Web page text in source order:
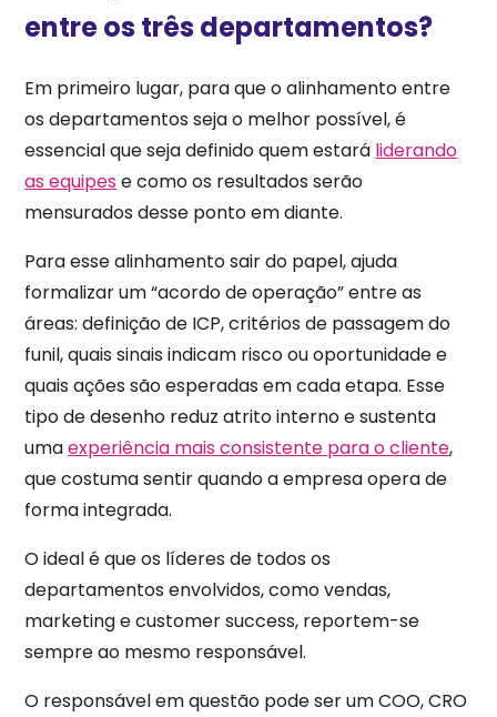
entre os três departamentos?
Em primeiro lugar, para que o alinhamento entre
os departamentos seja o melhor possível, é
essencial que seja definido quem estará liderando
as equipes e como os resultados serão
mensurados desse ponto em diante.
Para esse alinhamento sair do papel, ajuda
formalizar um “acordo de operação” entre as
áreas: definição de ICP, critérios de passagem do
funil, quais sinais indicam risco ou oportunidade e
quais ações são esperadas em cada etapa. Esse
tipo de desenho reduz atrito interno e sustenta
umaexperiência mais consistente para o cliente,
que costuma sentir quando a empresa opera de
forma integrada.
O ideal é que os líderes de todos os
departamentos envolvidos, como vendas,
marketing e customer success, reportem-se
sempre ao mesmo responsável.
O responsável em questão pode ser um COO, CRO